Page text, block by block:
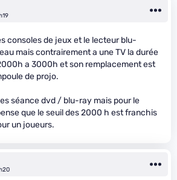
consoles de jeux et le lecteur blu-
mais contrairement a une TV la durée
a 3000h et son remplacement est
de projo.
séance dvd / blu-ray mais pour le
que le seuil des 2000 h est franchis
un joueurs.